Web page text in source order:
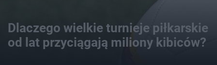
Dlaczego wielkie turnieje piłkarskie
od lat przyciągają miliony kibiców?